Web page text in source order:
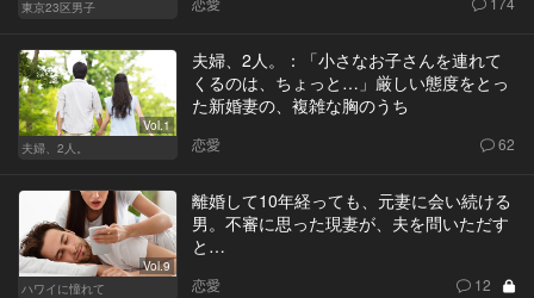
東京23区男子
Vol.1
夫婦、2人。
夫婦、2人。：「小さなお子さんを連れて
くるのは、ちょっと…」厳しい態度をとっ
た新婚妻の、複雑な胸のうち
恋愛 62
Vol.9
ハワイに憧れて
離婚して10年経っても、元妻に会い続ける
男。不審に思った現妻が、夫を問いただす
と…
恋愛 12